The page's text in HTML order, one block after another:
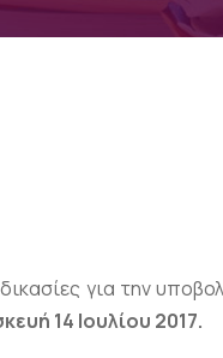
για την
14 Ιουλίου 2017.